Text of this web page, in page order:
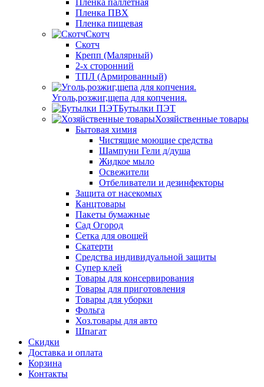
Пленка ПВХ
Пленка пищевая
Скотч
Скотч
Крепп (Малярный)
2-х сторонний
ТПЛ (Армированный)
Уголь,розжиг,щепа для копчения.
Бутылки ПЭТ
Хозяйственные товары
Бытовая химия
Чистящие моющие средства
Шампуни Гели д/душа
Жидкое мыло
Освежители
Отбеливатели и дезинфекторы
Защита от насекомых
Канцтовары
Пакеты бумажные
Сад Огород
Сетка для овощей
Скатерти
Средства индивидуальной защиты
Супер клей
Товары для консервирования
Товары для приготовления
Товары для уборки
Фольга
Хоз.товары для авто
Шпагат
Скидки
Доставка и оплата
Корзина
Контакты